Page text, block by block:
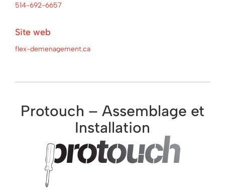
514-692-6657
Site web
flex-demenagement.ca
Protouch – Assemblage et
Installation